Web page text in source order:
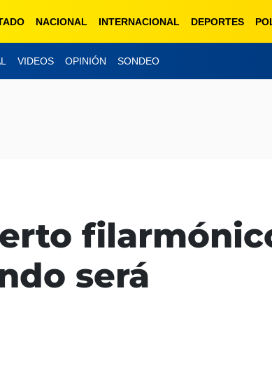
NACIONAL INTERNACIONAL DEPORTES
VIDEOS OPINIÓN SONDEO
será